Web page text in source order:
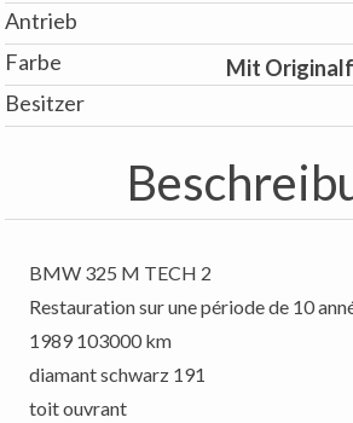
Antrieb
Farbe
Mit
Besitzer
BMW 325 M TECH 2
Restauration sur une période de 10
1989 103000 km
diamant schwarz 191
toit ouvrant